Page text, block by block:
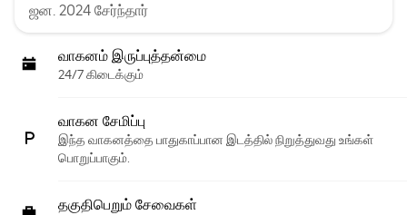
ஜன. 2024 சேர்ந்தார்
வாகனம் இருப்புத்தன்மை
24/7 கிடைக்கும்
வாகன சேமிப்பு
இந்த வாகனத்தை பாதுகாப்பான இடத்தில் நிறுத்துவது உங்கள்
பொறுப்பாகும்.
தகுதிபெறும் சேவைகள்